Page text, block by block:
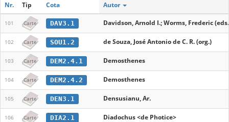
Nr. Tip Cota Autor
101 Carte DAV3.1 Davidson, Arnold I.; Worms, Frederic
102 Carte SOU1.2 de Souza, José Antonio de C. R. (org.)
103 Carte DEM2.4.1 Demosthenes
104 Carte DEM2.4.2 Demosthenes
105 Carte DEN3.1 Densusianu, Ar.
106 Carte DIA2.1 Diadochus <de Photice>